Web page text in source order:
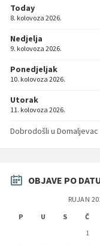
Today
8. kolovoza 2026.
Nedjelja
9. kolovoza 2026.
Ponedjeljak
10. kolovoza 2026.
Utorak
11. kolovoza 2026.
Dobrodošli u Domaljevac
OBJAVE PO
RUJAN
P
U S Č
1